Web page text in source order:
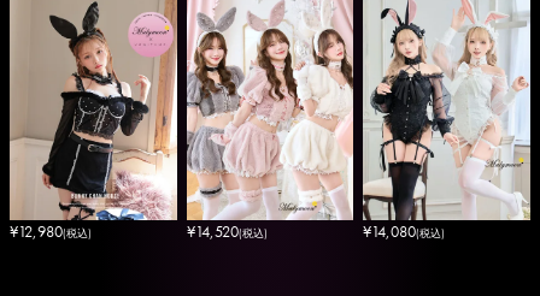
¥12,980(税込) ¥14,520(税込) ¥14,080(税込)